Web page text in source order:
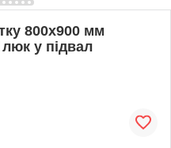
800x900 мм
у підвал